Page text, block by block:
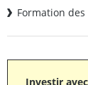
Formation
Investir